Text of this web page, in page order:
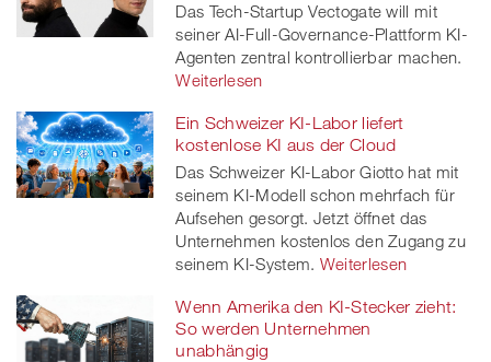
Das Tech-Startup Vectogate will mit
seiner AI-Full-Governance-Plattform KI-
Agenten zentral kontrollierbar machen.
Weiterlesen
Ein Schweizer KI-Labor liefert
kostenlose KI aus der Cloud
Das Schweizer KI-Labor Giotto hat mit
seinem KI-Modell schon mehrfach für
Aufsehen gesorgt. Jetzt öffnet das
Unternehmen kostenlos den Zugang zu
seinem KI-System. Weiterlesen
Wenn Amerika den KI-Stecker zieht:
So werden Unternehmen
unabhängig